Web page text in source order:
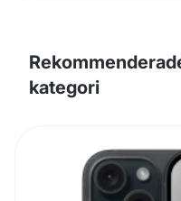
kategori